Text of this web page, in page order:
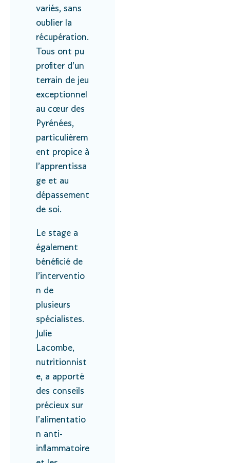
variés, sans
oublier la
récupération.
Tous ont pu
profiter d’un
terrain de jeu
exceptionnel
au cœur des
Pyrénées,
particulièrem
ent propice à
l’apprentissa
ge et au
dépassement
de soi.
Le stage a
également
bénéficié de
l’interventio
n de
plusieurs
spécialistes.
Julie
Lacombe,
nutritionnist
e, a apporté
des conseils
précieux sur
l’alimentatio
n anti-
inflammatoire